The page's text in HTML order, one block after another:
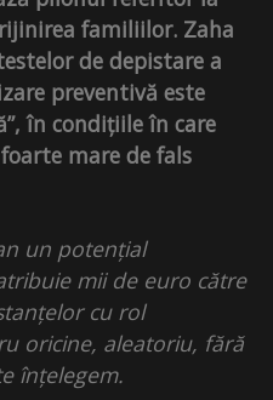
familiilor. Zaha
de depistare a
preventivă este
în condițiile în care
mare de fals
un potențial
mii de euro către
cu rol
oricine, aleatoriu, fără
înțelegem.